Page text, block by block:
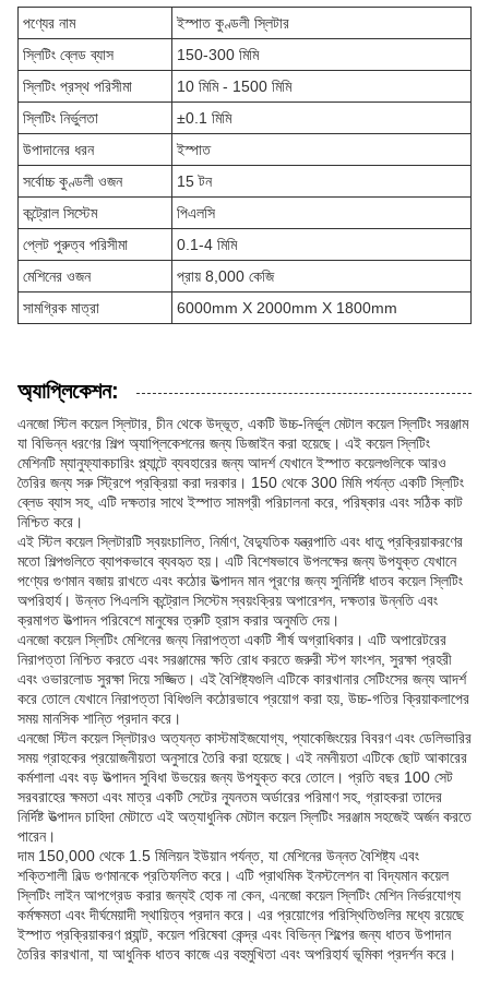
পণ্যের নাম
ইস্পাত কুণ্ডলী স্লিটার
স্লিটিং ব্লেড ব্যাস
150-300 মিমি
স্লিটিং প্রস্থ পরিসীমা
10 মিমি - 1500 মিমি
স্লিটিং নির্ভুলতা
±0.1 মিমি
উপাদানের ধরন
ইস্পাত
সর্বোচ্চ কুণ্ডলী ওজন
15 টন
কন্ট্রোল সিস্টেম
পিএলসি
প্লেট পুরুত্ব পরিসীমা
0.1-4 মিমি
মেশিনের ওজন
প্রায় 8,000 কেজি
সামগ্রিক মাত্রা
6000mm X 2000mm X 1800mm
অ্যাপ্লিকেশন:
এনজো স্টিল কয়েল স্লিটার, চীন থেকে উদ্ভূত, একটি উচ্চ-নির্ভুল মেটাল কয়েল স্লিটিং সরঞ্জাম
যা বিভিন্ন ধরণের শিল্প অ্যাপ্লিকেশনের জন্য ডিজাইন করা হয়েছে। এই কয়েল স্লিটিং
মেশিনটি ম্যানুফ্যাকচারিং প্ল্যান্টে ব্যবহারের জন্য আদর্শ যেখানে ইস্পাত কয়েলগুলিকে আরও
তৈরির জন্য সরু স্ট্রিপে প্রক্রিয়া করা দরকার। 150 থেকে 300 মিমি পর্যন্ত একটি স্লিটিং
ব্লেড ব্যাস সহ, এটি দক্ষতার সাথে ইস্পাত সামগ্রী পরিচালনা করে, পরিষ্কার এবং সঠিক কাট
নিশ্চিত করে।
এই স্টিল কয়েল স্লিটারটি স্বয়ংচালিত, নির্মাণ, বৈদ্যুতিক যন্ত্রপাতি এবং ধাতু প্রক্রিয়াকরণের
মতো শিল্পগুলিতে ব্যাপকভাবে ব্যবহৃত হয়। এটি বিশেষভাবে উপলক্ষের জন্য উপযুক্ত যেখানে
পণ্যের গুণমান বজায় রাখতে এবং কঠোর উত্পাদন মান পূরণের জন্য সুনির্দিষ্ট ধাতব কয়েল স্লিটিং
অপরিহার্য। উন্নত পিএলসি কন্ট্রোল সিস্টেম স্বয়ংক্রিয় অপারেশন, দক্ষতার উন্নতি এবং
ক্রমাগত উত্পাদন পরিবেশে মানুষের ত্রুটি হ্রাস করার অনুমতি দেয়।
এনজো কয়েল স্লিটিং মেশিনের জন্য নিরাপত্তা একটি শীর্ষ অগ্রাধিকার। এটি অপারেটরের
নিরাপত্তা নিশ্চিত করতে এবং সরঞ্জামের ক্ষতি রোধ করতে জরুরী স্টপ ফাংশন, সুরক্ষা প্রহরী
এবং ওভারলোড সুরক্ষা দিয়ে সজ্জিত। এই বৈশিষ্ট্যগুলি এটিকে কারখানার সেটিংসের জন্য আদর্শ
করে তোলে যেখানে নিরাপত্তা বিধিগুলি কঠোরভাবে প্রয়োগ করা হয়, উচ্চ-গতির ক্রিয়াকলাপের
সময় মানসিক শান্তি প্রদান করে।
এনজো স্টিল কয়েল স্লিটারও অত্যন্ত কাস্টমাইজযোগ্য, প্যাকেজিংয়ের বিবরণ এবং ডেলিভারির
সময় গ্রাহকের প্রয়োজনীয়তা অনুসারে তৈরি করা হয়েছে। এই নমনীয়তা এটিকে ছোট আকারের
কর্মশালা এবং বড় উত্পাদন সুবিধা উভয়ের জন্য উপযুক্ত করে তোলে। প্রতি বছর 100 সেট
সরবরাহের ক্ষমতা এবং মাত্র একটি সেটের ন্যূনতম অর্ডারের পরিমাণ সহ, গ্রাহকরা তাদের
নির্দিষ্ট উত্পাদন চাহিদা মেটাতে এই অত্যাধুনিক মেটাল কয়েল স্লিটিং সরঞ্জাম সহজেই অর্জন করতে
পারেন।
দাম 150,000 থেকে 1.5 মিলিয়ন ইউয়ান পর্যন্ত, যা মেশিনের উন্নত বৈশিষ্ট্য এবং
শক্তিশালী বিল্ড গুণমানকে প্রতিফলিত করে। এটি প্রাথমিক ইনস্টলেশন বা বিদ্যমান কয়েল
স্লিটিং লাইন আপগ্রেড করার জন্যই হোক না কেন, এনজো কয়েল স্লিটিং মেশিন নির্ভরযোগ্য
কর্মক্ষমতা এবং দীর্ঘমেয়াদী স্থায়িত্ব প্রদান করে। এর প্রয়োগের পরিস্থিতিগুলির মধ্যে রয়েছে
ইস্পাত প্রক্রিয়াকরণ প্ল্যান্ট, কয়েল পরিষেবা কেন্দ্র এবং বিভিন্ন শিল্পের জন্য ধাতব উপাদান
তৈরির কারখানা, যা আধুনিক ধাতব কাজে এর বহুমুখিতা এবং অপরিহার্য ভূমিকা প্রদর্শন করে।